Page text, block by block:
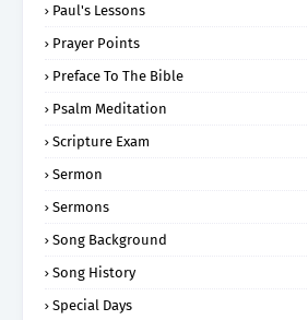
Paul's Lessons
Prayer Points
Preface To The Bible
Psalm Meditation
Scripture Exam
Sermon
Sermons
Song Background
Song History
Special Days